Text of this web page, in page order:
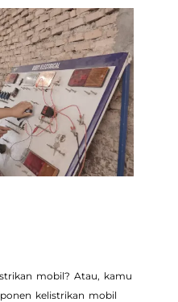
mobil? Atau, kamu
kelistrikan mobil